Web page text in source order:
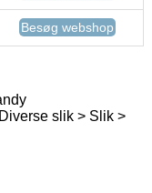
Besøg webshop
slik > Slik >